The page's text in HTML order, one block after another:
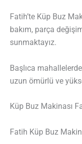
Fatih’te Küp Buz
bakım, parça
sunmaktayız.
Başlıca
uzun ömürlü ve
Küp Buz Makinası
Fatih Küp Buz